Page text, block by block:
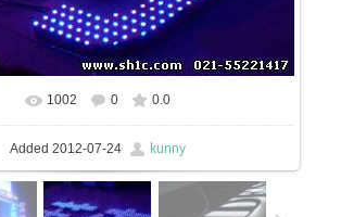
1002 0 0.0
Added 2012-07-24 kunny